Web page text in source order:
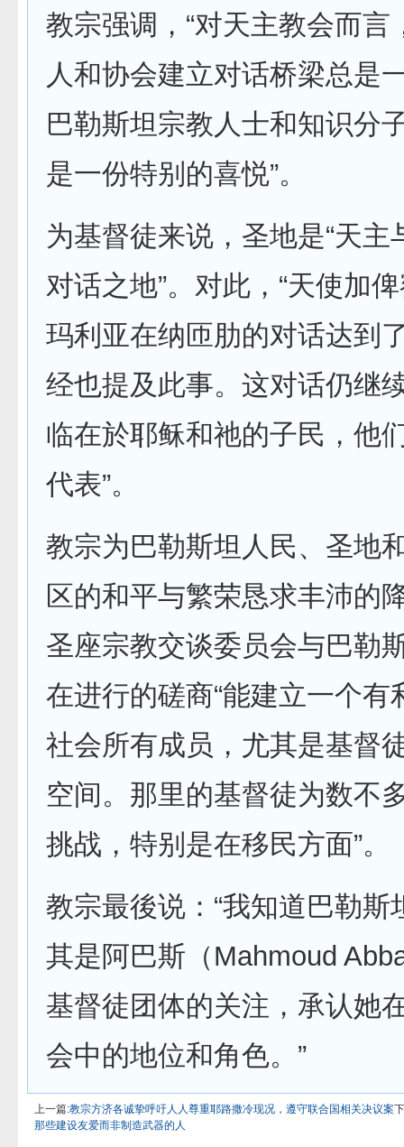
教宗强调，“对天主教会而言
人和协会建立对话桥梁总是
巴勒斯坦宗教人士和知识分
是一份特别的喜悦”。
为基督徒来说，圣地是“天主
对话之地”。对此，“天使加
玛利亚在纳匝肋的对话达到
经也提及此事。这对话仍继
临在於耶稣和祂的子民，他
代表”。
教宗为巴勒斯坦人民、圣地
区的和平与繁荣恳求丰沛的
圣座宗教交谈委员会与巴勒
在进行的磋商“能建立一个有
社会所有成员，尤其是基督
空间。那里的基督徒为数不
挑战，特别是在移民方面”。
教宗最後说：“我知道巴勒斯
其是阿巴斯（Mahmoud
基督徒团体的关注，承认她
会中的地位和角色。”
上一篇:教宗方济各诚挚呼吁人人尊重耶路撒冷现况，遵守联合国相关决议案
那些建设友爱而非制造武器的人